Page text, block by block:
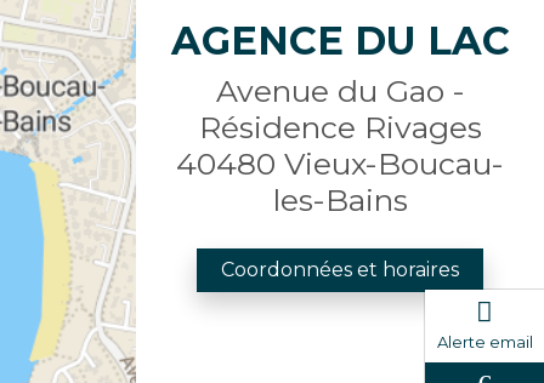
AGENCE DU LAC
Avenue du Gao -
Résidence Rivages
40480 Vieux-Boucau-
les-Bains
Coordonnées et horaires
Alerte email